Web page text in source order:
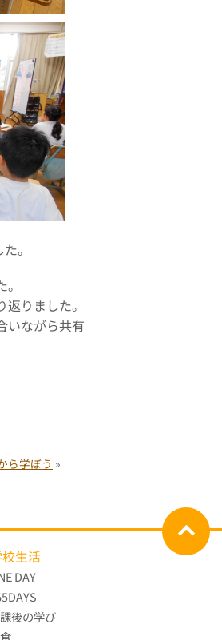
。
りました。
いながら共有
ら学ぼう »
生活
DAY
後の学び